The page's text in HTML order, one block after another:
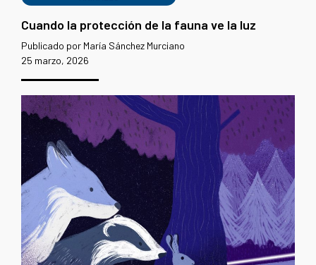
Cuando la protección de la fauna ve la luz
Publicado por María Sánchez Murciano
25 marzo, 2026